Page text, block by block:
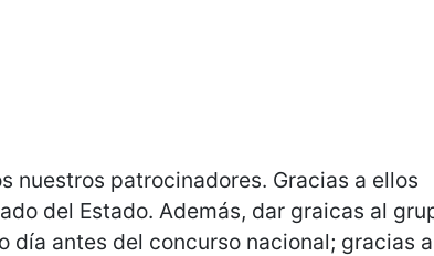
nuestros patrocinadores. Gracias a ellos
del Estado. Además, dar graicas al
día antes del concurso nacional; gracias